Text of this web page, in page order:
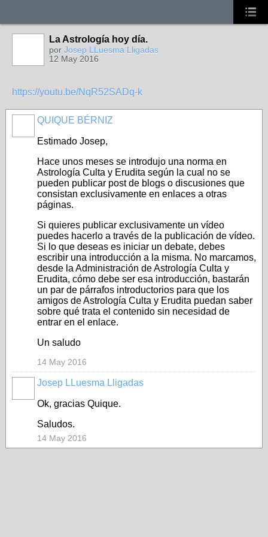
La Astrología hoy día.
por Josep LLuesma Lligadas
12 May 2016
https://youtu.be/NqR52SADq-k
QUIQUE BÉRNIZ
Estimado Josep,
Hace unos meses se introdujo una norma en
Astrología Culta y Erudita según la cual no se
pueden publicar post de blogs o discusiones que
consistan exclusivamente en enlaces a otras
páginas.
Si quieres publicar exclusivamente un vídeo
puedes hacerlo a través de la publicación de vídeo.
Si lo que deseas es iniciar un debate, debes
escribir una introducción a la misma. No marcamos,
desde la Administración de Astrología Culta y
Erudita, cómo debe ser esa introducción, bastarán
un par de párrafos introductorios para que los
amigos de Astrología Culta y Erudita puedan saber
sobre qué trata el contenido sin necesidad de
entrar en el enlace.
Un saludo
14 May 2016
Josep LLuesma Lligadas
Ok, gracias Quique.
Saludos.
14 May 2016